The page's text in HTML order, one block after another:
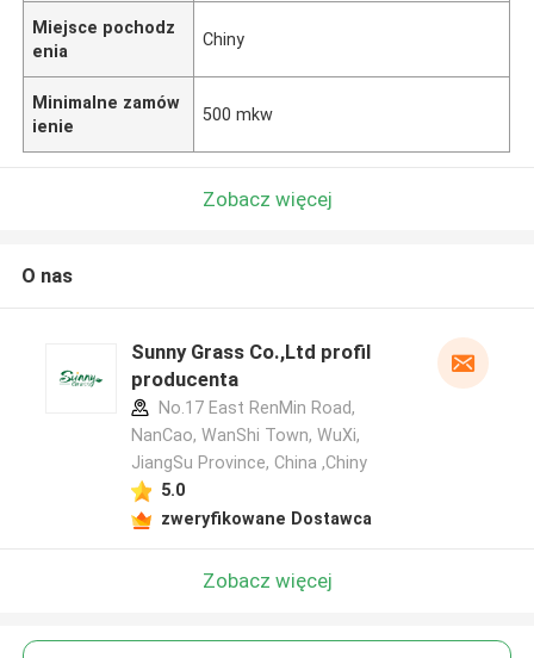
Miejsce pochodz
enia
Chiny
Minimalne zamów
ienie
500 mkw
Zobacz więcej
O nas
Sunny Grass Co.,Ltd profil
producenta
No.17 East RenMin Road,
NanCao, WanShi Town, WuXi,
JiangSu Province, China ,Chiny
5.0
zweryfikowane Dostawca
Zobacz więcej